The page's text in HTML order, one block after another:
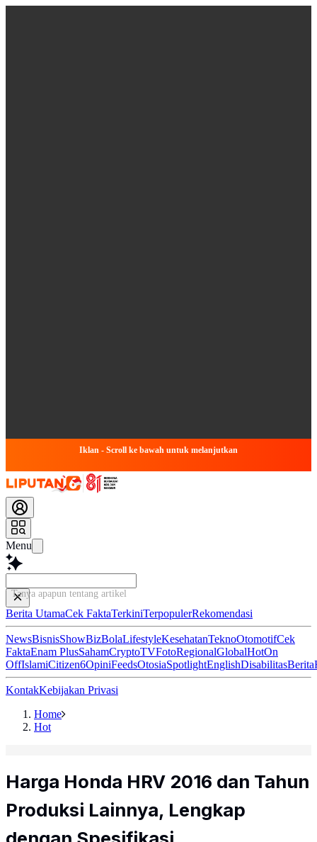
Iklan - Scroll ke bawah untuk melanjutkan
Menu
Tanya apapun tentang artikel ini...
Berita UtamaCek FaktaTerkiniTerpopulerRekomendasi
NewsBisnisShowBizBolaLifestyleKesehatanTeknoOtomotifCek
FaktaEnam PlusSahamCryptoTVFotoRegionalGlobalHotOn
OffIslamiCitizen6OpiniFeedsOtosiaSpotlightEnglishDisabilitasBerita
KontakKebijakan Privasi
Home
Hot
Harga Honda HRV 2016 dan Tahun
Produksi Lainnya, Lengkap